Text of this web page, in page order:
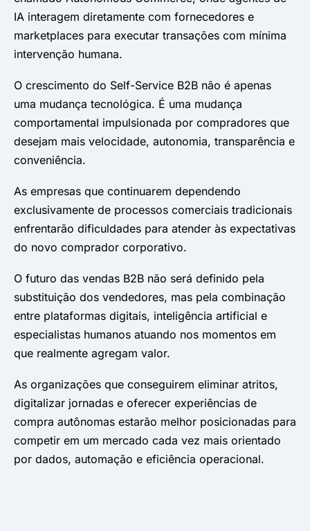
IA interagem diretamente com fornecedores e
marketplaces para executar transações com mínima
intervenção humana.
O crescimento do Self-Service B2B não é apenas
uma mudança tecnológica. É uma mudança
comportamental impulsionada por compradores que
desejam mais velocidade, autonomia, transparência e
conveniência.
As empresas que continuarem dependendo
exclusivamente de processos comerciais tradicionais
enfrentarão dificuldades para atender às expectativas
do novo comprador corporativo.
O futuro das vendas B2B não será definido pela
substituição dos vendedores, mas pela combinação
entre plataformas digitais, inteligência artificial e
especialistas humanos atuando nos momentos em
que realmente agregam valor.
As organizações que conseguirem eliminar atritos,
digitalizar jornadas e oferecer experiências de
compra autônomas estarão melhor posicionadas para
competir em um mercado cada vez mais orientado
por dados, automação e eficiência operacional.